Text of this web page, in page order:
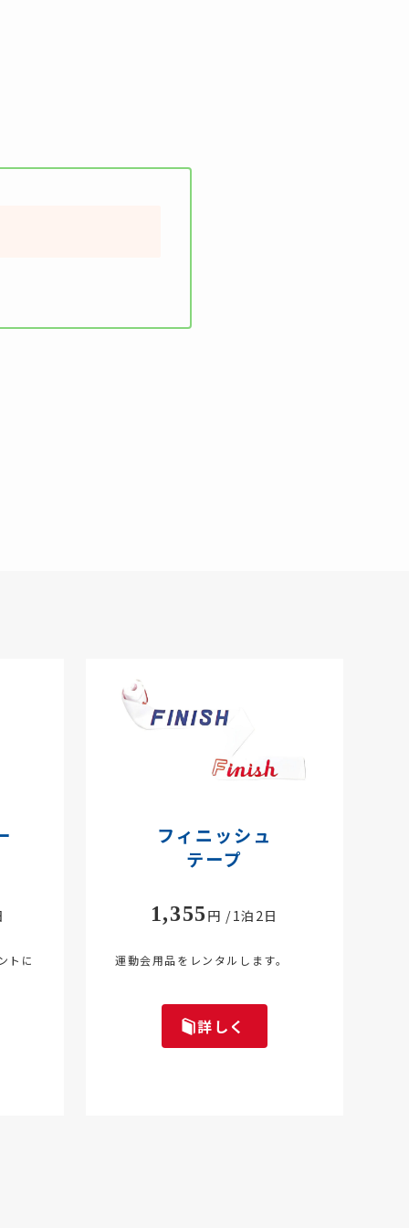
トに
フィニッシュ
テープ
1,355円 /1泊2日
運動会用品をレンタルします。
詳しく